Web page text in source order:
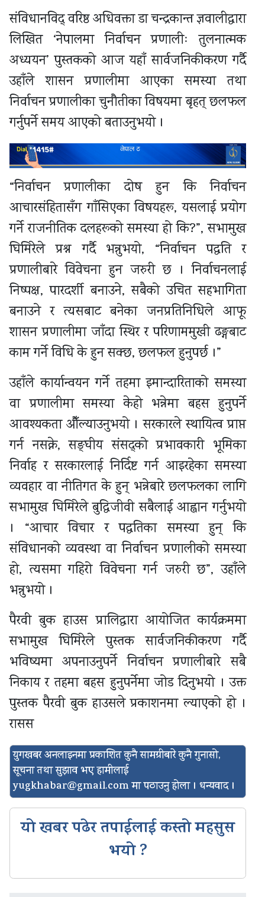
संविधानविद् वरिष्ठ अधिवक्ता डा चन्द्रकान्त ज्ञवालीद्वारा
लिखित ‘नेपालमा निर्वाचन प्रणालीः तुलनात्मक
अध्ययन’ पुस्तकको आज यहाँ सार्वजनिकीकरण गर्दै
उहाँले शासन प्रणालीमा आएका समस्या तथा
निर्वाचन प्रणालीका चुनौतीका विषयमा बृहत् छलफल
गर्नुपर्ने समय आएको बताउनुभयो ।
“निर्वाचन प्रणालीका दोष हुन कि निर्वाचन
आचारसंहितासँग गाँसिएका विषयहरू, यसलाई प्रयोग
गर्ने राजनीतिक दलहरूको समस्या हो कि?”, सभामुख
घिमिरेले प्रश्न गर्दै भन्नुभयो, “निर्वाचन पद्धति र
प्रणालीबारे विवेचना हुन जरुरी छ । निर्वाचनलाई
निष्पक्ष, पारदर्शी बनाउने, सबैको उचित सहभागिता
बनाउने र त्यसबाट बनेका जनप्रतिनिधिले आफू
शासन प्रणालीमा जाँदा स्थिर र परिणाममुखी ढङ्गबाट
काम गर्ने विधि के हुन सक्छ, छलफल हुनुपर्छ ।”
उहाँले कार्यान्वयन गर्ने तहमा इमान्दारिताको समस्या
वा प्रणालीमा समस्या केहो भन्नेमा बहस हुनुपर्ने
आवश्यकता औँल्याउनुभयो । सरकारले स्थायित्व प्राप्त
गर्न नसक्ने, सङ्घीय संसद्को प्रभावकारी भूमिका
निर्वाह र सरकारलाई निर्दिष्ट गर्न आइरहेका समस्या
व्यवहार वा नीतिगत के हुन् भन्नेबारे छलफलका लागि
सभामुख घिमिरेले बुद्धिजीवी सबैलाई आह्वान गर्नुभयो
। “आचार विचार र पद्धतिका समस्या हुन् कि
संविधानको व्यवस्था वा निर्वाचन प्रणालीको समस्या
हो, त्यसमा गहिरो विवेचना गर्न जरुरी छ”, उहाँले
भन्नुभयो ।
पैरवी बुक हाउस प्रालिद्वारा आयोजित कार्यक्रममा
सभामुख घिमिरेले पुस्तक सार्वजनिकीकरण गर्दै
भविष्यमा अपनाउनुपर्ने निर्वाचन प्रणालीबारे सबै
निकाय र तहमा बहस हुनुपर्नेमा जोड दिनुभयो । उक्त
पुस्तक पैरवी बुक हाउसले प्रकाशनमा ल्याएको हो ।
रासस
युगखबर अनलाइनमा प्रकाशित कुनै सामग्रीबारे कुनै गुनासो,
सूचना तथा सुझाव भए हामीलाई
yugkhabar@gmail.comमा पठाउनु होला । धन्यवाद ।
यो खबर पढेर तपाईलाई कस्तो महसुस
भयो ?